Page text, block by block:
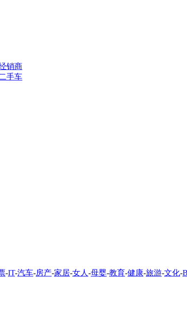
销商
二手车
-IT-汽车-房产-家居-女人 -母婴-教育-健康-旅游-文化-